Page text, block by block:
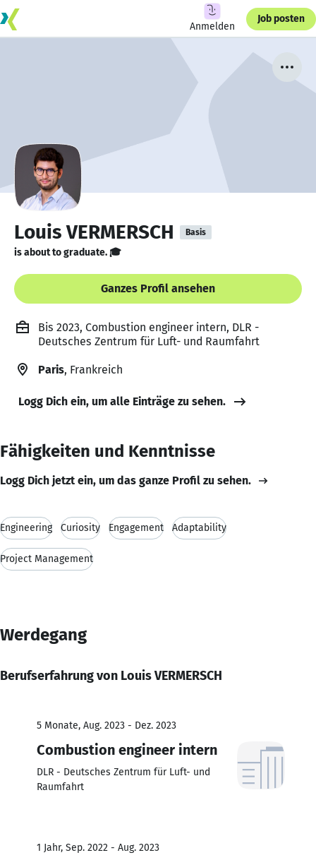
Anmelden
Job posten
Louis VERMERSCH Basis
is about to graduate. 🎓
Ganzes Profil ansehen
Bis 2023, Combustion engineer intern, DLR -
Deutsches Zentrum für Luft- und Raumfahrt
Paris, Frankreich
Logg Dich ein, um alle Einträge zu sehen.
Fähigkeiten und Kenntnisse
Logg Dich jetzt ein, um das ganze Profil zu sehen.
Engineering Curiosity Engagement Adaptability
Project Management
Werdegang
Berufserfahrung von Louis VERMERSCH
5 Monate, Aug. 2023 - Dez. 2023
Combustion engineer intern
DLR - Deutsches Zentrum für Luft- und
Raumfahrt
1 Jahr, Sep. 2022 - Aug. 2023